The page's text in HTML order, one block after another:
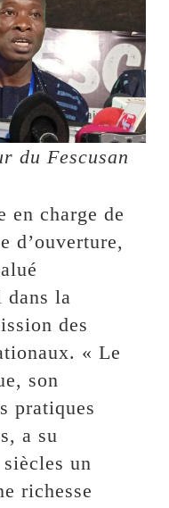
du Fescusan
en charge de
d’ouverture,
dans la
des
« Le
son
pratiques
a su
un
richesse